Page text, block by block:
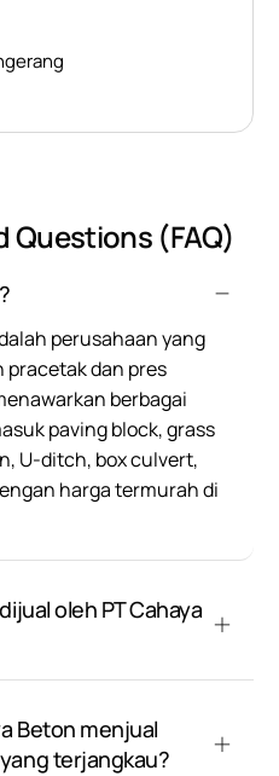
Questions (FAQ)
perusahaan yang
pracetak dan pres
berbagai
paving block, grass
U-ditch, box culvert,
harga termurah di
oleh PT Cahaya
Beton menjual
terjangkau?